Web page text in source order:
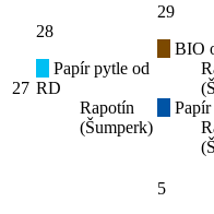
27
28
Papír pytle od
RD
Rapotín
(Šumperk)
29
BIO
Papír
5